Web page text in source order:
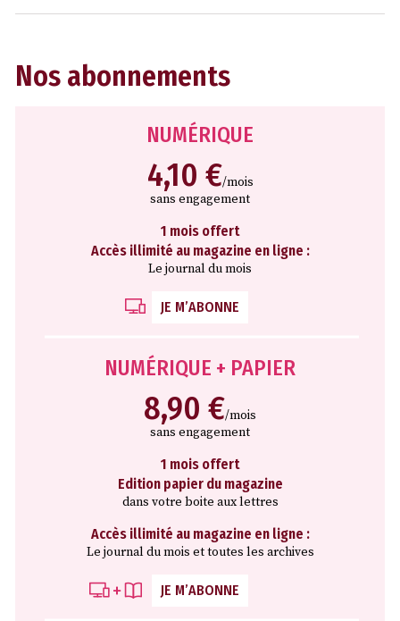
Nos abonnements
NUMÉRIQUE
4,10 €/mois
sans engagement
1 mois offert
Accès illimité au magazine en ligne :
Le journal du mois
JE M’ABONNE
NUMÉRIQUE + PAPIER
8,90 €/mois
sans engagement
1 mois offert
Edition papier du magazine
dans votre boite aux lettres
Accès illimité au magazine en ligne :
Le journal du mois et toutes les archives
JE M’ABONNE